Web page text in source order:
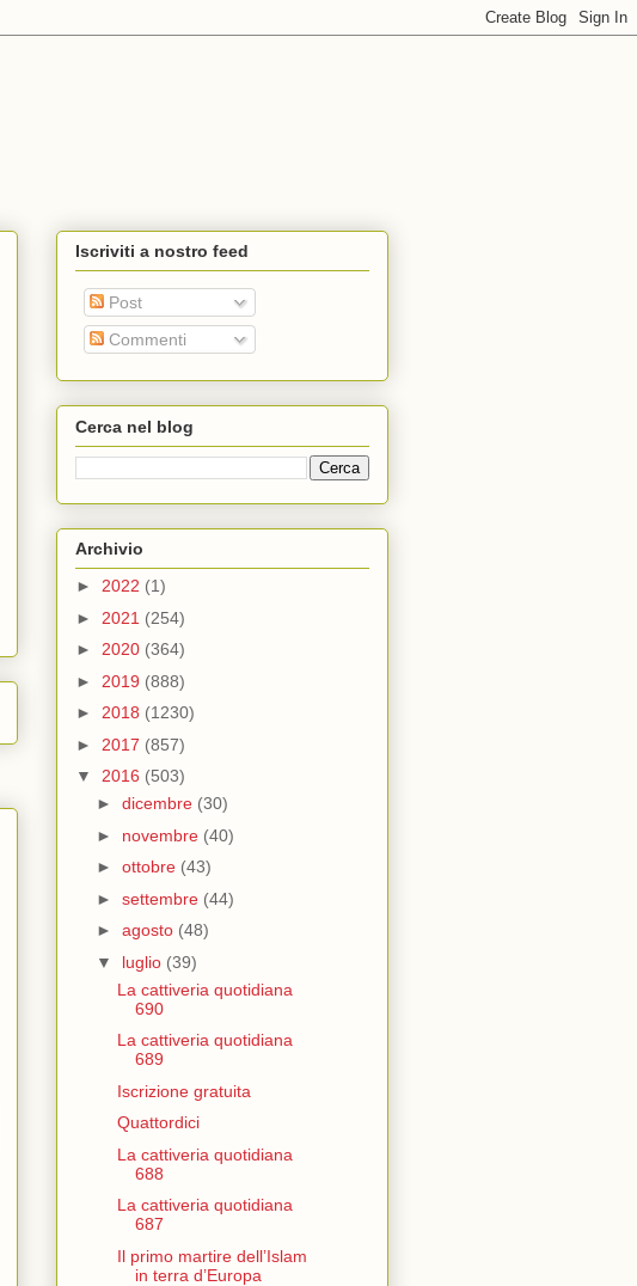
Iscriviti a nostro feed
Post
Commenti
Cerca nel blog
Archivio
► 2022 (1)
► 2021 (254)
► 2020 (364)
► 2019 (888)
► 2018 (1230)
► 2017 (857)
▼ 2016 (503)
► dicembre (30)
► novembre (40)
► ottobre (43)
► settembre (44)
► agosto (48)
▼ luglio (39)
La cattiveria quotidiana
690
La cattiveria quotidiana
689
Iscrizione gratuita
Quattordici
La cattiveria quotidiana
688
La cattiveria quotidiana
687
Il primo martire dell’Islam
in terra d’Europa